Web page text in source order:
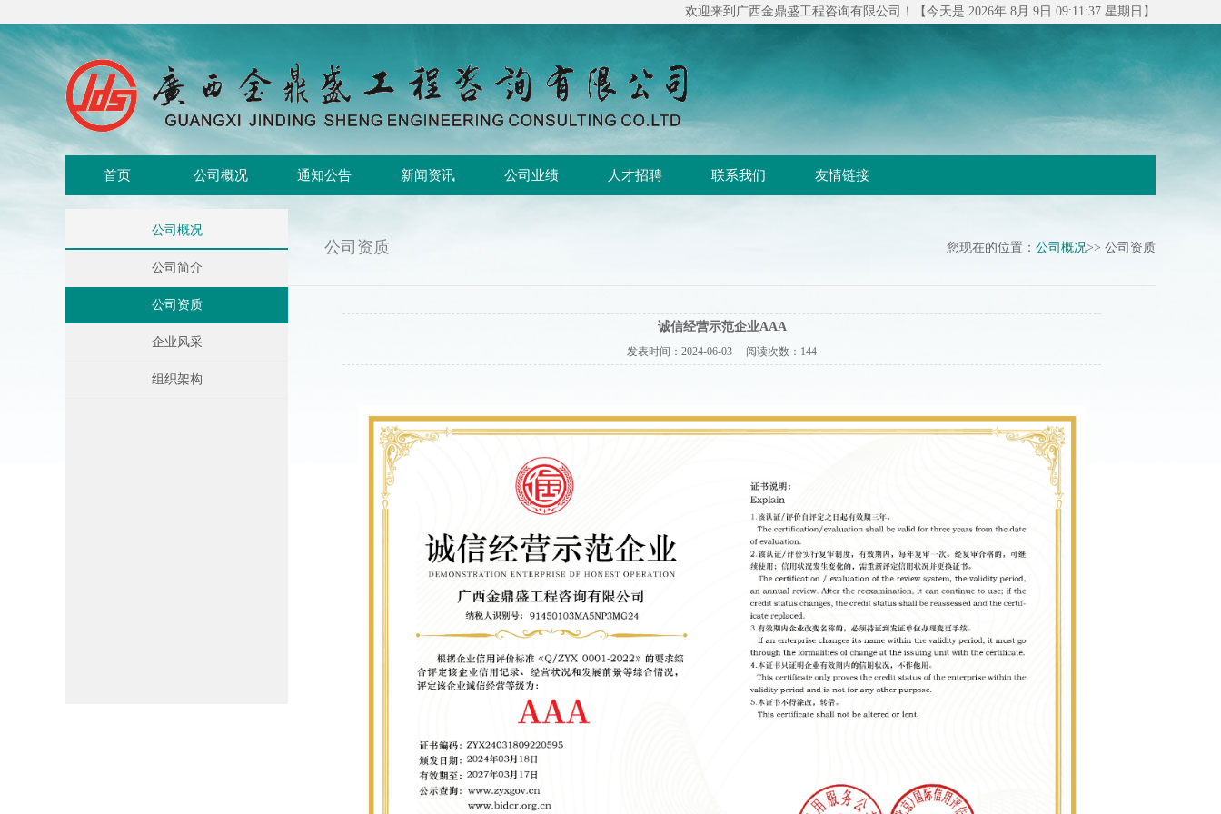
欢迎来到广西金鼎盛工程咨询有限公司！【今天是 2026年 8月 9日 09:11:38 星期日】
首页 公司概况 通知公告 新闻资讯 公司业绩 人才招聘 联系我们 友情链接
公司概况
公司简介
公司资质
企业风采
组织架构
公司资质 您现在的位置： 公司概况>> 公司资质
诚信经营示范企业AAA
发表时间： 2024-06-03 阅读次数： 144